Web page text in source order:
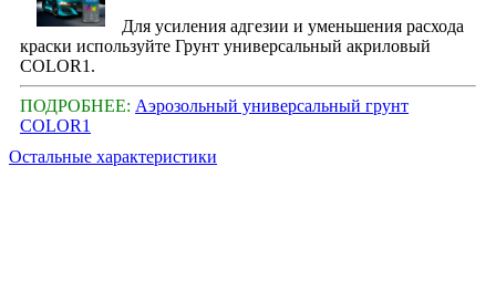
Для усиления адгезии и уменьшения расхода
краски используйте Грунт универсальный акриловый
COLOR1.
ПОДРОБНЕЕ: Аэрозольный универсальный грунт
COLOR1
Остальные характеристики